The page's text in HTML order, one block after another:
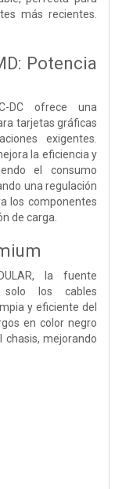
más recientes.
Potencia
DC ofrece una
tarjetas gráficas
exigentes.
la eficiencia y
el consumo
una regulación
los componentes
de carga.
la fuente
solo los cables
y eficiente del
en color negro
mejorando